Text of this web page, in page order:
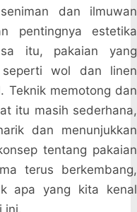
dan ilmuwan
pentingnya estetika
itu, pakaian yang
wol dan linen
Teknik memotong dan
itu masih sederhana,
dan menunjukkan
tentang pakaian
terus berkembang,
apa yang kita kenal